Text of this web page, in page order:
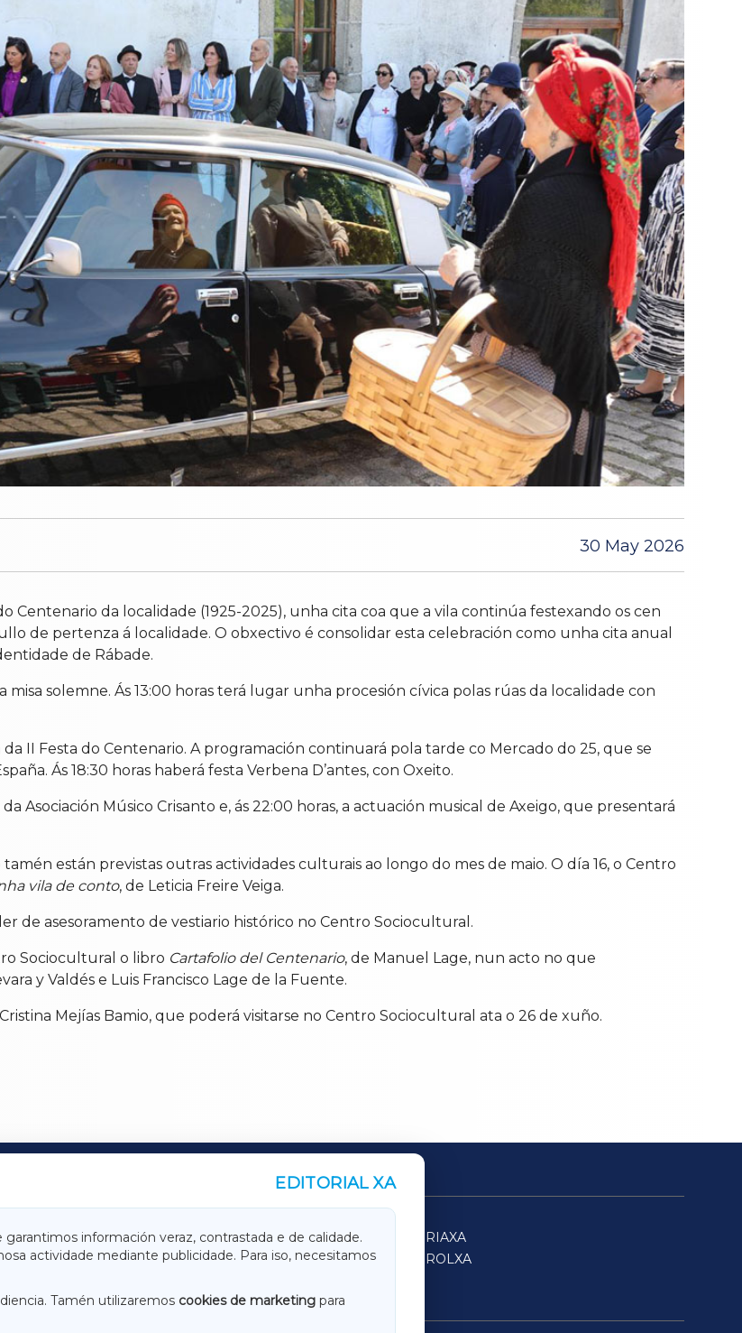
30 May 2026
Centenario da localidade (1925-2025), unha cita coa que a vila continúa festexando os cen
de pertenza á localidade. O obxectivo é consolidar esta celebración como unha cita anual
de Rábade.
solemne. Ás 13:00 horas terá lugar unha procesión cívica polas rúas da localidade con
da II Festa do Centenario. A programación continuará pola tarde co Mercado do 25, que se
Ás 18:30 horas haberá festa Verbena D’antes, con Oxeito.
Asociación Músico Crisanto e, ás 22:00 horas, a actuación musical de Axeigo, que presentará
están previstas outras actividades culturais ao longo do mes de maio. O día 16, o Centro
vila de conto, de Leticia Freire Veiga.
de asesoramento de vestiario histórico no Centro Sociocultural.
Sociocultural o libro Cartafolio del Centenario, de Manuel Lage, nun acto no que
y Valdés e Luis Francisco Lage de la Fuente.
Mejías Bamio, que poderá visitarse no Centro Sociocultural ata o 26 de xuño.
EDITORIAL XA
información veraz, contrastada e de calidade.
actividade mediante publicidade. Para iso, necesitamos
Tamén utilizaremos cookies de marketing para
TERRACHAXA
SARRIAXA
ACORUÑAXA
FERROLXA